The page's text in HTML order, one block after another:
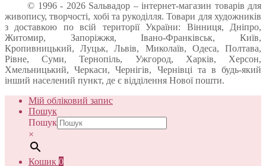
© 1996 - 2026 Sальвадор – інтернет-магазин товарів для
живопису, творчості, хобі та рукоділля. Товари для художників
з доставкою по всій території України: Вінниця, Дніпро,
Житомир, Запоріжжя, Івано-Франківськ, Київ,
Кропивницький, Луцьк, Львів, Миколаїв, Одеса, Полтава,
Рівне, Суми, Тернопіль, Ужгород, Харків, Херсон,
Хмельницький, Черкаси, Чернігів, Чернівці та в будь-який
інший населений пункт, де є відділення Нової пошти.
Мій обліковий запис
Пошук
Пошук
×
Кошик 0